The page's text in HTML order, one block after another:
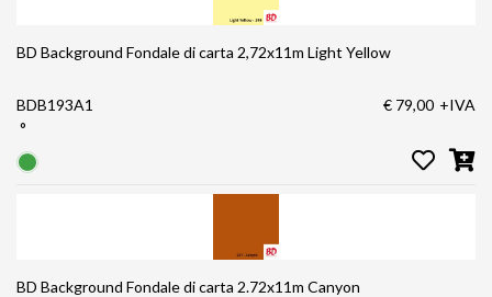
BD Background Fondale di carta 2,72x11m Light Yellow
BDB193A1
°
€ 79,00 +IVA
BD Background Fondale di carta 2.72x11m Canyon